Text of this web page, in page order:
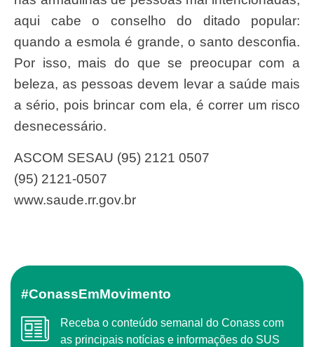
aqui cabe o conselho do ditado popular:
quando a esmola é grande, o santo desconfia.
Por isso, mais do que se preocupar com a
beleza, as pessoas devem levar a saúde mais
a sério, pois brincar com ela, é correr um risco
desnecessário.
ASCOM SESAU (95) 2121 0507
(95) 2121-0507
www.saude.rr.gov.br
#ConassEmMovimento
Receba o conteúdo semanal do Conass com
as principais notícias e informações do SUS